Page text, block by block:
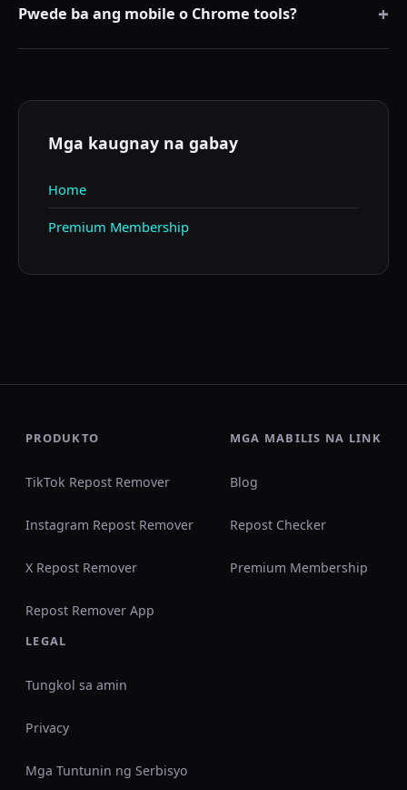
TikTok password mo.
Pwede ba ang mobile o Chrome tools? +
Mga kaugnay na gabay
Home
Premium Membership
PRODUKTO
TikTok Repost Remover
Instagram Repost Remover
X Repost Remover
Repost Remover App
MGA MABILIS NA LINK
Blog
Repost Checker
Premium Membership
LEGAL
Tungkol sa amin
Privacy
Mga Tuntunin ng Serbisyo